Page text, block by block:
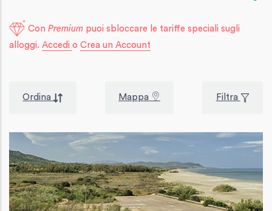
Con Premium puoi sbloccare le tariffe speciali sugli
alloggi. Accedi o Crea un Account
Ordina Mappa Filtra